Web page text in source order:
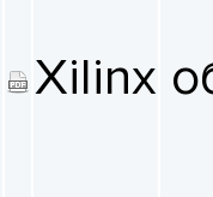
Xilinx